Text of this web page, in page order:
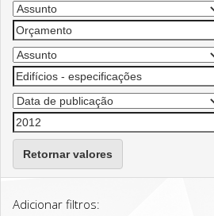
Retornar valores
Adicionar filtros: